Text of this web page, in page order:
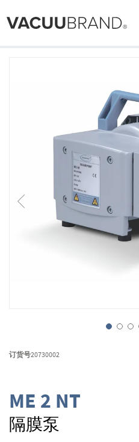
转
库
开
头
ME 2 NT
隔膜泵
订货号20730002